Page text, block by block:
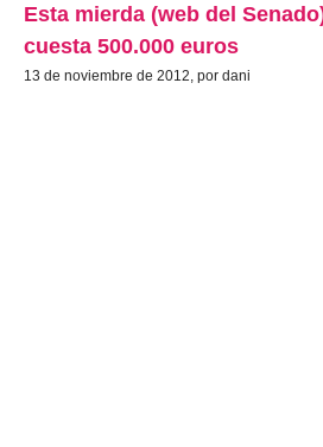
Esta mierda (web del
cuesta 500.000 euros
13 de noviembre de 2012, por dani